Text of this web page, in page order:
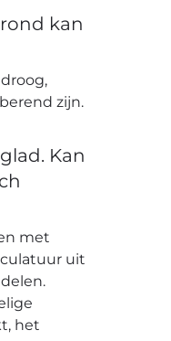
kan
zijn.
Kan
met
uit
het